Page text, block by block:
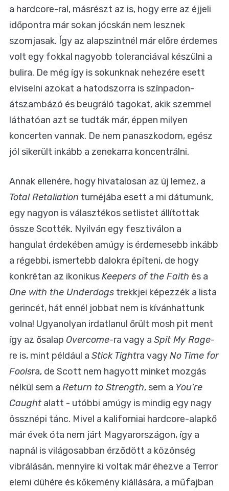
a hardcore-ral, másrészt az is, hogy erre az éjjeli
időpontra már sokan jócskán nem lesznek
szomjasak. Így az alapszintnél már előre érdemes
volt egy fokkal nagyobb toleranciával készülni a
bulira. De még így is sokunknak nehezére esett
elviselni azokat a hatodszorra is színpadon-
átszambázó és beugráló tagokat, akik szemmel
láthatóan azt se tudták már, éppen milyen
koncerten vannak. De nem panaszkodom, egész
jól sikerült inkább a zenekarra koncentrálni.
Annak ellenére, hogy hivatalosan az új lemez, a
Total Retaliation turnéjába esett a mi dátumunk,
egy nagyon is választékos setlistet állítottak
össze Scotték. Nyilván egy fesztiválon a
hangulat érdekében amúgy is érdemesebb inkább
a régebbi, ismertebb dalokra építeni, de hogy
konkrétan az ikonikusKeepers of the Faith és a
One with the Underdogs trekkjei képezzék a lista
gerincét, hát ennél jobbat nem is kívánhattunk
volna! Ugyanolyan irdatlanul őrült mosh pit ment
így az ősalap Overcome-ra vagy a Spit My Rage-
re is, mint például a Stick Tightra vagyNo Time for
Foolsra, de Scott nem hagyott minket mozgás
nélkül sem a Return to Strength, sem a You’re
Caught alatt - utóbbi amúgy is mindig egy nagy
össznépi tánc. Mivel a kaliforniai hardcore-alapkő
már évek óta nem járt Magyarországon, így a
napnál is világosabban érződött a közönség
vibrálásán, mennyire ki voltak már éhezve a Terror
elemi dühére és kőkemény kiállására, a műfajban